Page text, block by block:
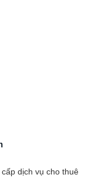
dịch vụ cho thuê